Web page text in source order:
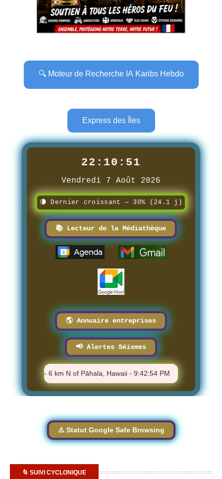
🔍 Moteur de Recherche IA Karibs Hebdo
Express des Îles
22:10:52
Vendredi 7 Août 2026
🌘 Dernier croissant — 30% (24.1 j)
📚 Lecteur de la Médiathèque
🌎 Annuaire entreprises
📢 Alertes Séismes
⚠️ M 1.77 - 6 km N of Pāhala, Hawaii - 9:42:54 PM
⚠️ Statut Google Safe Browsing
🌀 SUIVI CYCLONIQUE